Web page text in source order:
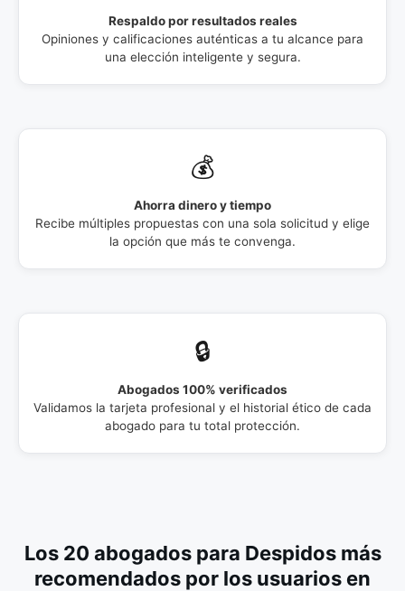
Respaldo por resultados reales
Opiniones y calificaciones auténticas a tu alcance para
una elección inteligente y segura.
💰
Ahorra dinero y tiempo
Recibe múltiples propuestas con una sola solicitud y elige
la opción que más te convenga.
🔒
Abogados 100% verificados
Validamos la tarjeta profesional y el historial ético de cada
abogado para tu total protección.
Los 20 abogados para Despidos más
recomendados por los usuarios en